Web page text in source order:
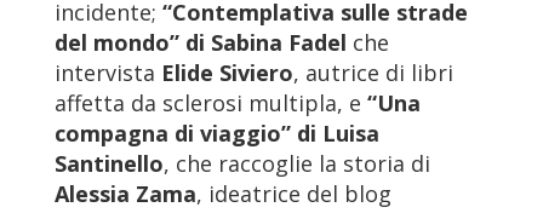
incidente; “Contemplativa sulle strade
del mondo” di Sabina Fadel che
intervista Elide Siviero, autrice di libri
affetta da sclerosi multipla, e “Una
compagna di viaggio” di Luisa
Santinello, che raccoglie la storia di
Alessia Zama, ideatrice del blog